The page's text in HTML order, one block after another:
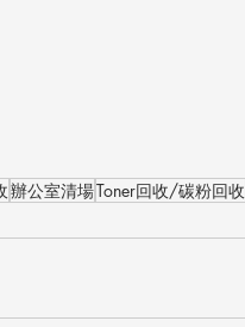
辦公室清場Toner回收/碳粉回收